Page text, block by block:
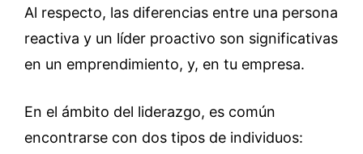
Al respecto, las diferencias entre una persona
reactiva y un líder proactivo son significativas
en un emprendimiento, y, en tu empresa.
En el ámbito del liderazgo, es común
encontrarse con dos tipos de individuos: